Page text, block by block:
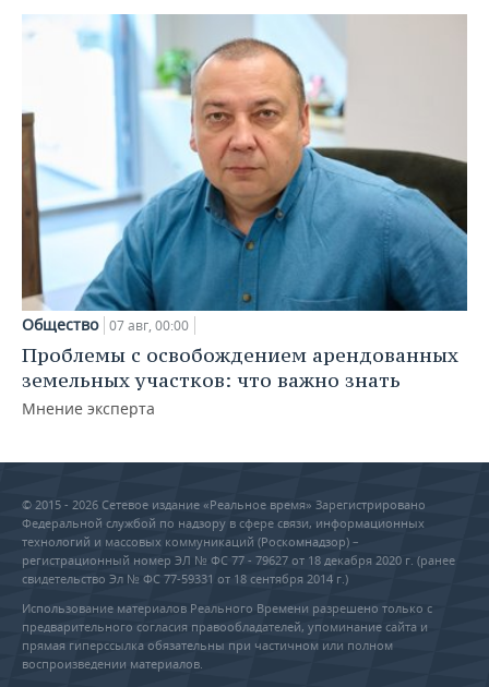
Общество 07 авг, 00:00
Проблемы с освобождением арендованных
земельных участков: что важно знать
Мнение эксперта
© 2015 - 2026 Сетевое издание «Реальное время» Зарегистрировано
Федеральной службой по надзору в сфере связи, информационных
технологий и массовых коммуникаций (Роскомнадзор) –
регистрационный номер ЭЛ № ФС 77 - 79627 от 18 декабря 2020 г. (ранее
свидетельство Эл № ФС 77-59331 от 18 сентября 2014 г.)
Использование материалов Реального Времени разрешено только с
предварительного согласия правообладателей, упоминание сайта и
прямая гиперссылка обязательны при частичном или полном
воспроизведении материалов.